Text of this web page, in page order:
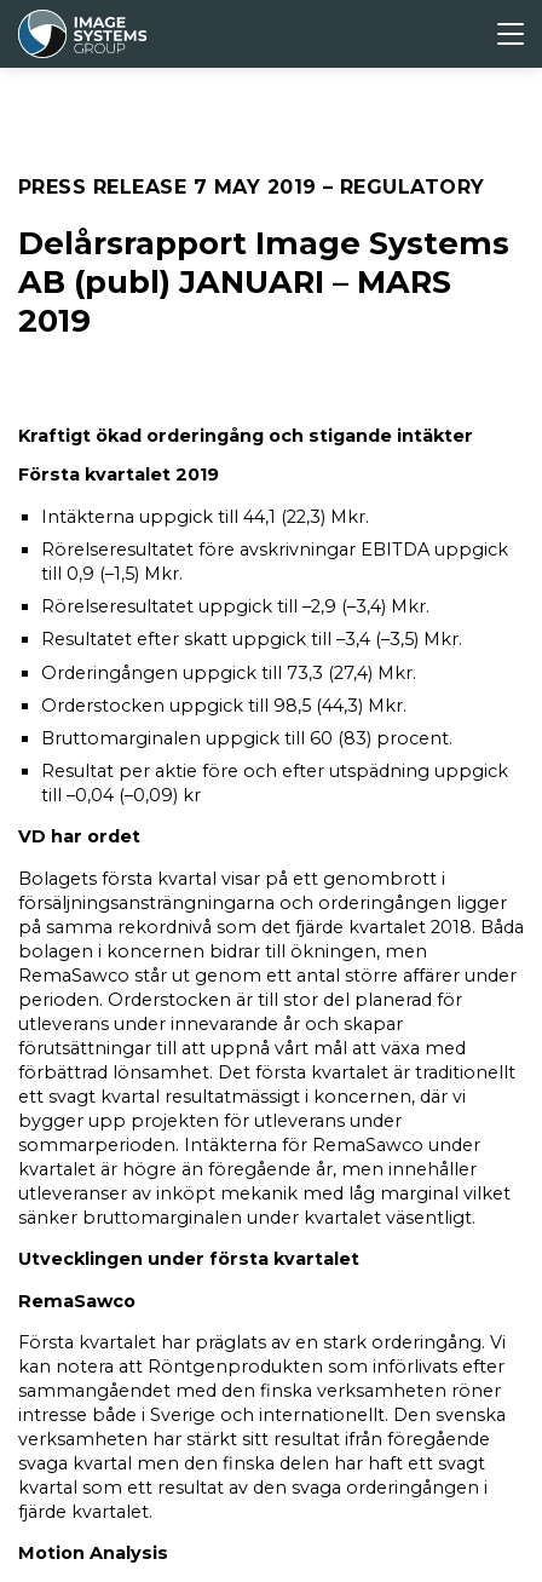
Media archive
Delårsrapport Image Systems
AB (publ) JANUARI – MARS
2019
PRESS RELEASE 7 MAY 2019 – REGULATORY
Kraftigt ökad orderingång och stigande intäkter
Första kvartalet 2019
Intäkterna uppgick till 44,1 (22,3) Mkr.
Rörelseresultatet före avskrivningar EBITDA uppgick
till 0,9 (–1,5) Mkr.
Rörelseresultatet uppgick till–2,9 (–3,4) Mkr.
Resultatet efter skatt uppgick till–3,4 (–3,5) Mkr.
Orderingången uppgick till 73,3 (27,4) Mkr.
Orderstocken uppgick till 98,5 (44,3) Mkr.
Bruttomarginalen uppgick till 60 (83) procent.
Resultat per aktie före och efter utspädning uppgick
till –0,04 (–0,09) kr
VD har ordet
Bolagets första kvartal visar på ett genombrott i
försäljningsansträngningarna och orderingången ligger
på samma rekordnivå som det fjärde kvartalet 2018. Båda
bolagen i koncernen bidrar till ökningen, men
RemaSawco står ut genom ett antal större affärer under
perioden. Orderstocken är till stor del planerad för
utleverans under innevarande år och skapar
förutsättningar till att uppnå vårt mål att växa med
förbättrad lönsamhet. Det första kvartalet är traditionellt
ett svagt kvartal resultatmässigt i koncernen, där vi
bygger upp projekten för utleverans under
sommarperioden. Intäkterna för RemaSawco under
kvartalet är högre än föregående år, men innehåller
utleveranser av inköpt mekanik med låg marginal vilket
sänker bruttomarginalen under kvartalet väsentligt.
Utvecklingen under första kvartalet
RemaSawco
Första kvartalet har präglats av en stark orderingång. Vi
kan notera att Röntgenprodukten som införlivats efter
sammangåendet med den finska verksamheten röner
intresse både i Sverige och internationellt. Den svenska
verksamheten har stärkt sitt resultat ifrån föregående
svaga kvartal men den finska delen har haft ett svagt
kvartal som ett resultat av den svaga orderingången i
fjärde kvartalet.
Motion Analysis